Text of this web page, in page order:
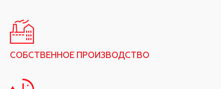
СОБСТВЕННОЕ ПРОИЗВОДСТВО